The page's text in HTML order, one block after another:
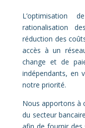
L’optimisation
rationalisation
réduction des
accès à un
change et de
indépendants, en
notre priorité.
Nous apportons à
du secteur